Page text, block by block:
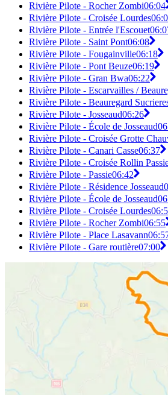
Rivière Pilote - Rocher Zombi06:04
Rivière Pilote - Croisée Lourdes
Rivière Pilote - Entrée l'Escouet
Rivière Pilote - Saint Pont06:08
Rivière Pilote - Fougainville06:18
Rivière Pilote - Pont Beuze06:19
Rivière Pilote - Gran Bwa06:22
Rivière Pilote - Escarvailles /
Rivière Pilote - Beauregard
Rivière Pilote - Josseaud06:26
Rivière Pilote - École de Josseaud
Rivière Pilote - Croisée Grotte
Rivière Pilote - Canari Casse06:37
Rivière Pilote - Croisée Rollin
Rivière Pilote - Passie06:42
Rivière Pilote - Résidence Josseaud
Rivière Pilote - École de Josseaud
Rivière Pilote - Croisée Lourdes
Rivière Pilote - Rocher Zombi06:55
Rivière Pilote - Place Lasavann
Rivière Pilote - Gare routière07:00